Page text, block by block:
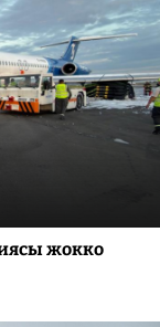
жокко